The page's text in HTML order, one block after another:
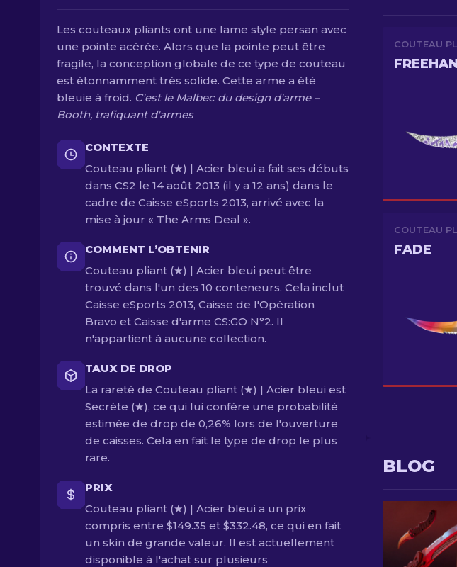
Les couteaux pliants ont une lame style persan avec
une pointe acérée. Alors que la pointe peut être
fragile, la conception globale de ce type de couteau
est étonnamment très solide. Cette arme a été
bleuie à froid. C'est le Malbec du design d'arme –
Booth, trafiquant d'armes
CONTEXTE
Couteau pliant (★) | Acier bleui a fait ses débuts
dans CS2 le 14 août 2013 (il y a 12 ans) dans le
cadre de Caisse eSports 2013, arrivé avec la
mise à jour « The Arms Deal ».
COMMENT L’OBTENIR
Couteau pliant (★) | Acier bleui peut être
trouvé dans l'un des 10 conteneurs. Cela inclut
Caisse eSports 2013, Caisse de l'Opération
Bravo et Caisse d'arme CS:GO N°2. Il
n'appartient à aucune collection.
TAUX DE DROP
La rareté de Couteau pliant (★) | Acier bleui est
Secrète (★), ce qui lui confère une probabilité
estimée de drop de 0,26% lors de l'ouverture
de caisses. Cela en fait le type de drop le plus
rare.
PRIX
Couteau pliant (★) | Acier bleui a un prix
compris entre $149.35 et $332.48, ce qui en fait
un skin de grande valeur. Il est actuellement
disponible à l'achat sur plusieurs
COUTEAU
COUTEAU
FADE
BLOG